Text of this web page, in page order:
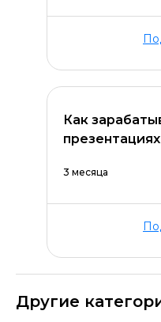
Как
презентациях
3 месяца
Другие